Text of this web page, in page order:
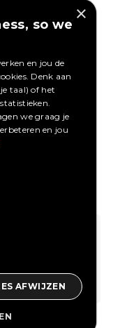
via
×
so we
en jou de
Denk aan
taal) of het
we graag je
en jou
AFWIJZEN